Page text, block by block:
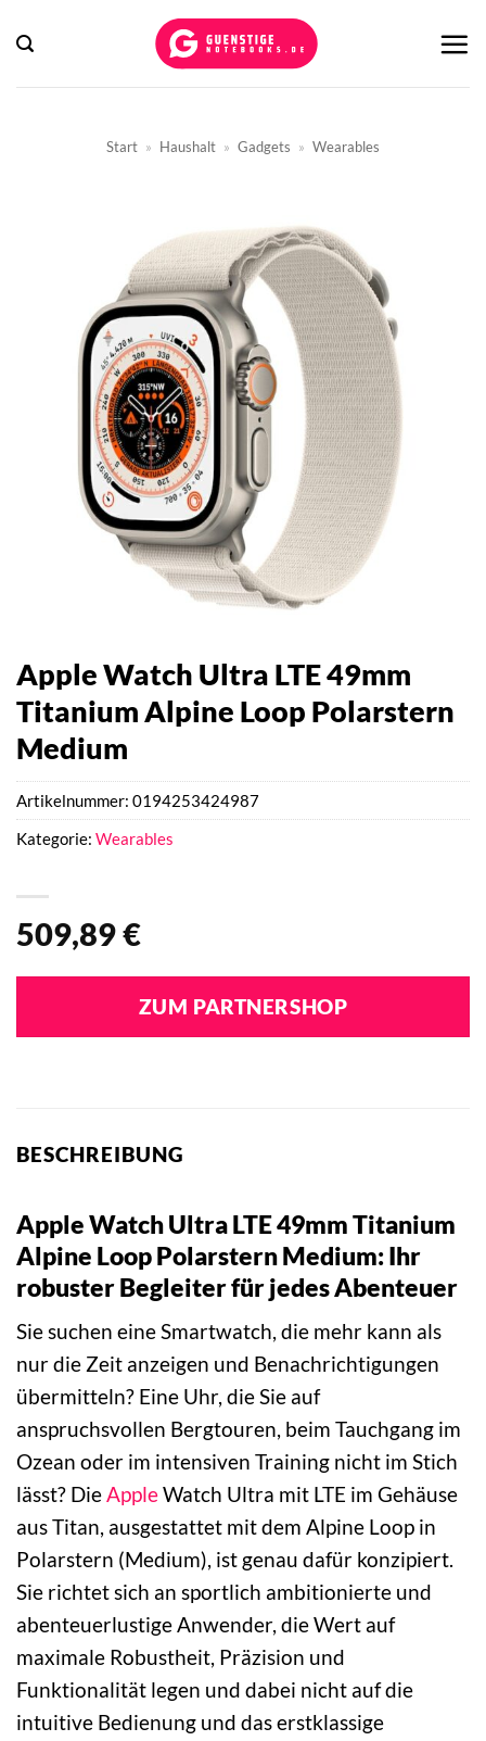
Inhalt
Start » Haushalt » Gadgets » Wearables
Apple Watch Ultra LTE 49mm
Titanium Alpine Loop Polarstern
Medium
509,89€
ZUM PARTNERSHOP
Artikelnummer: 0194253424987
Kategorie: Wearables
BESCHREIBUNG
Apple Watch Ultra LTE 49mm Titanium
Alpine Loop Polarstern Medium: Ihr
robuster Begleiter für jedes Abenteuer
Sie suchen eine Smartwatch, die mehr kann als
nur die Zeit anzeigen und Benachrichtigungen
übermitteln? Eine Uhr, die Sie auf
anspruchsvollen Bergtouren, beim Tauchgang im
Ozean oder im intensiven Training nicht im Stich
lässt? DieAppleWatch Ultra mit LTE im Gehäuse
aus Titan, ausgestattet mit dem Alpine Loop in
Polarstern (Medium), ist genau dafür konzipiert.
Sie richtet sich an sportlich ambitionierte und
abenteuerlustige Anwender, die Wert auf
maximale Robustheit, Präzision und
Funktionalität legen und dabei nicht auf die
intuitive Bedienung und das erstklassige